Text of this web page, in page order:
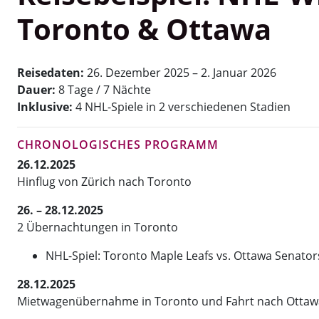
Toronto & Ottawa
Reisedaten: 26. Dezember 2025 – 2. Januar 2026
Dauer: 8 Tage / 7 Nächte
Inklusive: 4 NHL-Spiele in 2 verschiedenen Stadien
CHRONOLOGISCHES PROGRAMM
26.12.2025
Hinflug von Zürich nach Toronto
26. – 28.12.2025
2 Übernachtungen in Toronto
NHL-Spiel: Toronto Maple Leafs vs. Ottawa
28.12.2025
Mietwagenübernahme in Toronto und Fahrt nach